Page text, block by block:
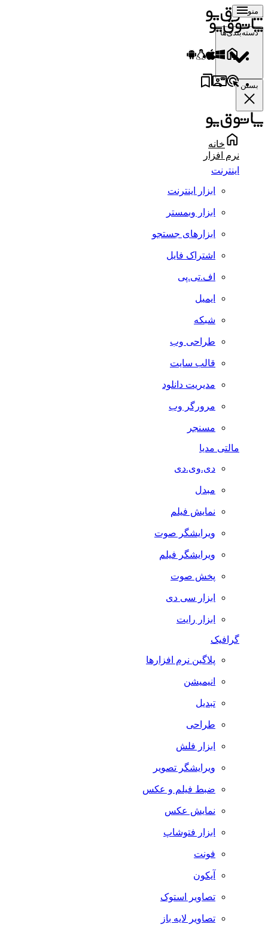
منو
دسته‌بندی‌ها
بستن
خانه
نرم افزار
اینترنت
ابزار اینترنت
ابزار وبمستر
ابزارهای جستجو
اشتراک فایل
اف.تی.پی
ایمیل
شبکه
طراحی وب
قالب سایت
مدیریت دانلود
مرورگر وب
مسنجر
مالتی مدیا
دی.وی.دی
مبدل
نمایش فیلم
ویرایشگر صوت
ویرایشگر فیلم
پخش صوت
ابزار سی دی
ابزار رایت
گرافیک
پلاگین نرم افزارها
انیمیشن
تبدیل
طراحی
ابزار فلش
ویرایشگر تصویر
ضبط فيلم و عكس
نمایش عکس
ابزار فتوشاپ
فونت
آیکون
تصاویر استوک
تصاویر لایه باز